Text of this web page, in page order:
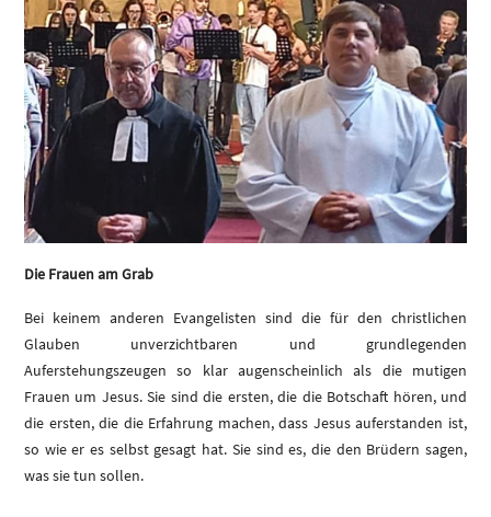
Die Frauen am Grab
Bei keinem anderen Evangelisten sind die für den christlichen
Glauben unverzichtbaren und grundlegenden
Auferstehungszeugen so klar augenscheinlich als die mutigen
Frauen um Jesus. Sie sind die ersten, die die Botschaft hören, und
die ersten, die die Erfahrung machen, dass Jesus auferstanden ist,
so wie er es selbst gesagt hat. Sie sind es, die den Brüdern sagen,
was sie tun sollen.